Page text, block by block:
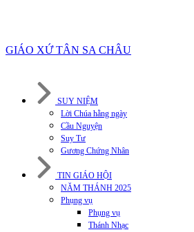
GIÁO XỨ TÂN SA CHÂU
SUY NIỆM
Lời Chúa hằng ngày
Cầu Nguyện
Suy Tư
Gương Chứng Nhân
TIN GIÁO HỘI
NĂM THÁNH 2025
Phụng vụ
Phụng vụ
Thánh Nhạc